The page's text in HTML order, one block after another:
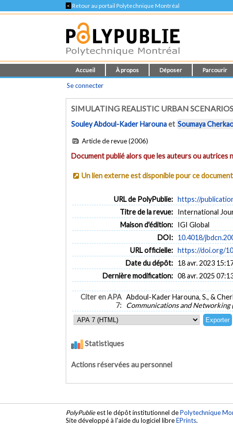
< Retour au portail Polytechnique Montréal
Accueil À propos Déposer Parcourir
Se connecter
SIMULATING REALISTIC URBAN
Souley Abdoul-Kader Harounaet Soumaya
Article de revue (2006)
Document publié alors que les auteurs ou autrices
Un lien externe est disponible pour ce document
URL de PolyPublie: https://
Titre de la revue: International
Maison d'édition: IGI Global
DOI: 10.4018/
URL officielle: https://doi.org/
Date du dépôt: 18 avr. 2023
Dernière modification: 08 avr. 2025
Citer en APA
7:
Abdoul-Kader Harouna, S., &
Communications and Networking
Statistiques
Actions réservées au personnel
PolyPublieest le dépôt institutionnel dePolytechnique
Site développé à l'aide du logiciel libreEPrints.